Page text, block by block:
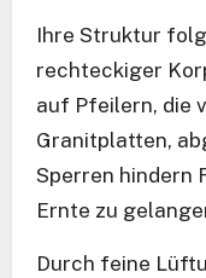
Ihre Struktur
rechteckiger
auf Pfeilern, die
Granitplatten,
Sperren hindern
Ernte zu
Durch feine